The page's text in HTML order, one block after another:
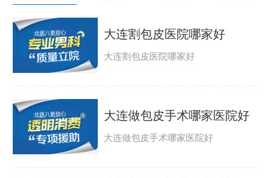
大连割包皮医院哪家好
大连割包皮医院哪家好
大连做包皮手术哪家医院好
大连做包皮手术哪家医院好